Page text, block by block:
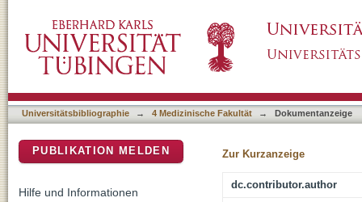
Universitätsbibliographie → 4 Medizinische Fakultät → Dokumentanzeige
Zur Kurzanzeige
dc.contributor.author
PUBLIKATION MELDEN
Hilfe und Informationen